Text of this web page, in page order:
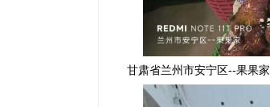
甘肃省兰州市安宁区--果果家